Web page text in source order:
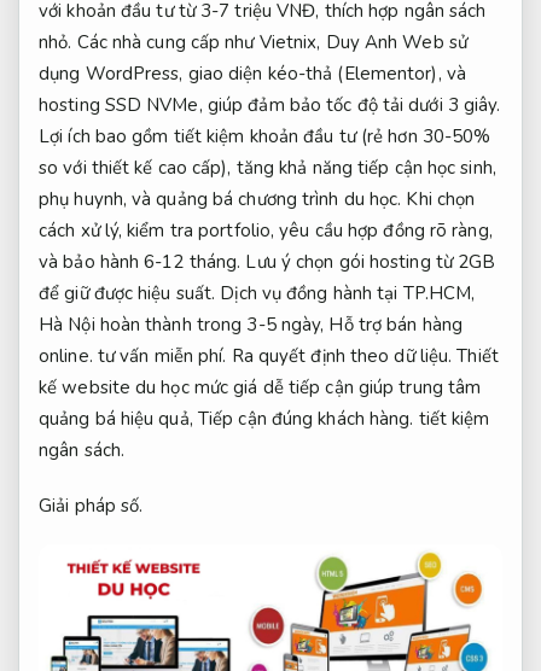
với khoản đầu tư từ 3-7 triệu VNĐ, thích hợp ngân sách
nhỏ. Các nhà cung cấp như Vietnix, Duy Anh Web sử
dụng WordPress, giao diện kéo-thả (Elementor), và
hosting SSD NVMe, giúp đảm bảo tốc độ tải dưới 3 giây.
Lợi ích bao gồm tiết kiệm khoản đầu tư (rẻ hơn 30-50%
so với thiết kế cao cấp), tăng khả năng tiếp cận học sinh,
phụ huynh, và quảng bá chương trình du học. Khi chọn
cách xử lý, kiểm tra portfolio, yêu cầu hợp đồng rõ ràng,
và bảo hành 6-12 tháng. Lưu ý chọn gói hosting từ 2GB
để giữ được hiệu suất. Dịch vụ đồng hành tại TP.HCM,
Hà Nội hoàn thành trong 3-5 ngày, Hỗ trợ bán hàng
online. tư vấn miễn phí. Ra quyết định theo dữ liệu. Thiết
kế website du học mức giá dễ tiếp cận giúp trung tâm
quảng bá hiệu quả, Tiếp cận đúng khách hàng. tiết kiệm
ngân sách.
Giải pháp số.